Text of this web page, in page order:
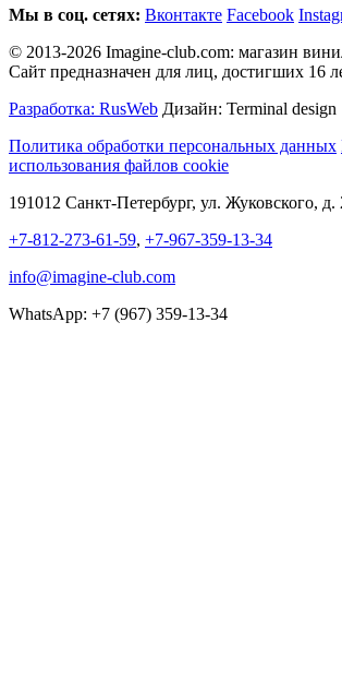
Мы в соц. сетях: Вконтакте Facebook
© 2013-2026 Imagine-club.com: магазин
Сайт предназначен для лиц, достигших 16
Разработка: RusWeb Дизайн: Terminal design
Политика обработки персональных данных
использования файлов cookie
191012 Санкт-Петербург, ул. Жуковского, д.
+7-812-273-61-59, +7-967-359-13-34
info@imagine-club.com
WhatsApp: +7 (967) 359-13-34